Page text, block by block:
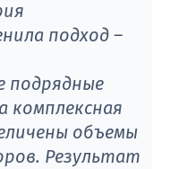
подход –
подрядные
комплексная
объемы
Результат